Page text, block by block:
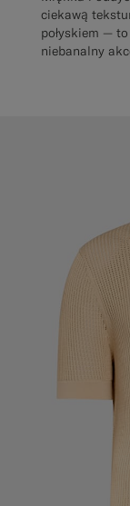
ciekawą
połyskiem —
niebanalny